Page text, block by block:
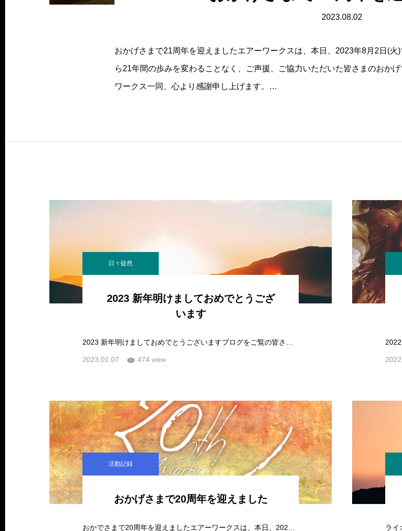
2023.08.02
おかげさまで21周年を迎えましたエアーワークスは、本日、2023年8月2日(
ら21年間の歩みを変わることなく、ご声援、ご協力いただいた皆さまのおか
ワークス一同、心より感謝申し上げます。…
日々徒然
2023 新年明けましておめでとうござ
います
2023.01.07 474 view
活動記録
おかげさまで20周年を迎えました